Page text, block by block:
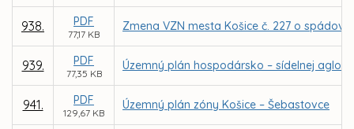
938. PDF
77,17 KB
Zmena VZN mesta Košice č. 227 o
939. PDF
77,35 KB
Územný plán hospodársko – sídelnej
941. PDF
129,67 KB
Územný plán zóny Košice – Šebastovce